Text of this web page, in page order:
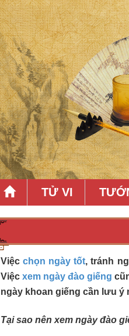
TỬ VI
Việc chọn ngày tốt, tránh
Việc xem ngày đào giếng
ngày khoan giếng cần lưu ý
Tại sao nên xem ngày đào